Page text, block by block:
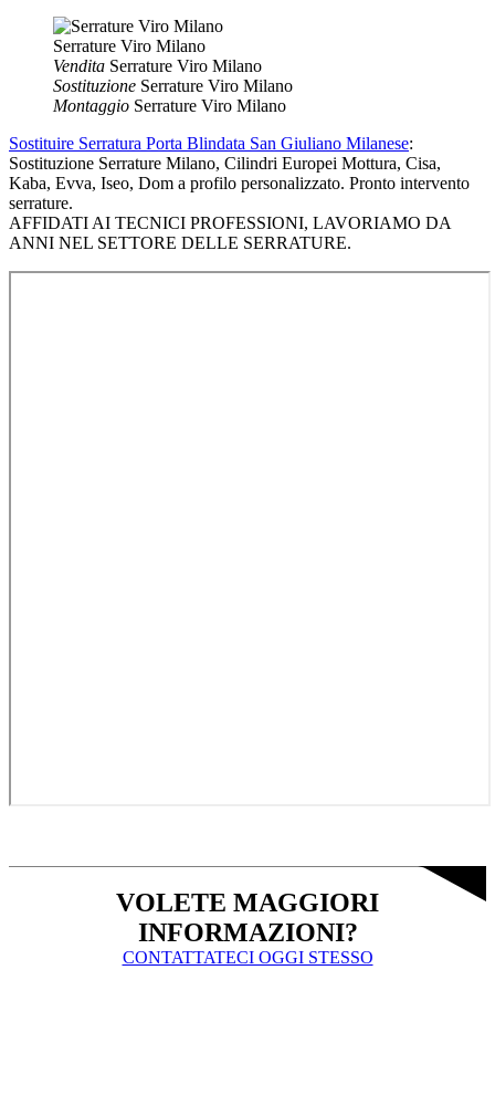
Serrature Viro Milano
Vendita Serrature Viro Milano
Sostituzione Serrature Viro Milano
Montaggio Serrature Viro Milano
Sostituire Serratura Porta Blindata San Giuliano Milanese:
Sostituzione Serrature Milano, Cilindri Europei Mottura, Cisa,
Kaba, Evva, Iseo, Dom a profilo personalizzato. Pronto intervento
serrature.
AFFIDATI AI TECNICI PROFESSIONI, LAVORIAMO DA
ANNI NEL SETTORE DELLE SERRATURE.
VOLETE MAGGIORI
INFORMAZIONI?
CONTATTATECI OGGI STESSO